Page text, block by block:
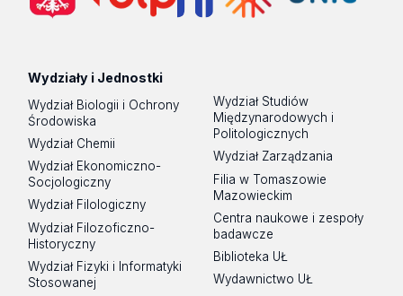
Wydziały i Jednostki
Wydział Biologii i Ochrony
Środowiska
Wydział Chemii
Wydział Ekonomiczno-
Socjologiczny
Wydział Filologiczny
Wydział Filozoficzno-
Historyczny
Wydział Fizyki i Informatyki
Stosowanej
Wydział Studiów
Międzynarodowych i
Politologicznych
Wydział Zarządzania
Filia w Tomaszowie
Mazowieckim
Centra naukowe i zespoły
badawcze
Biblioteka UŁ
Wydawnictwo UŁ